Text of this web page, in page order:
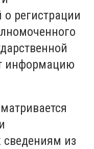
регистрации
информацию
сведениям из